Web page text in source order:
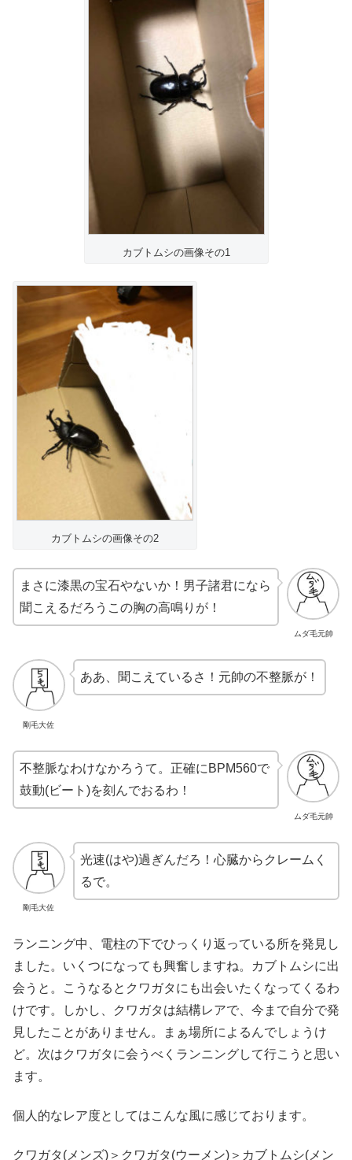
カブトムシの画像その1
カブトムシの画像その2
ムダ毛元帥
まさに漆黒の宝石やないか！男子諸君になら
聞こえるだろうこの胸の高鳴りが！
剛毛大佐
ああ、聞こえているさ！元帥の不整脈が！
ムダ毛元帥
不整脈なわけなかろうて。正確にBPM560で
鼓動(ビート)を刻んでおるわ！
剛毛大佐
光速(はや)過ぎんだろ！心臓からクレームく
るで。
ランニング中、電柱の下でひっくり返っている所を発見し
ました。いくつになっても興奮しますね。カブトムシに出
会うと。こうなるとクワガタにも出会いたくなってくるわ
けです。しかし、クワガタは結構レアで、今まで自分で発
見したことがありません。まぁ場所によるんでしょうけ
ど。次はクワガタに会うべくランニングして行こうと思い
ます。
個人的なレア度としてはこんな風に感じております。
クワガタ(メンズ)＞クワガタ(ウーメン)＞カブトムシ(メン